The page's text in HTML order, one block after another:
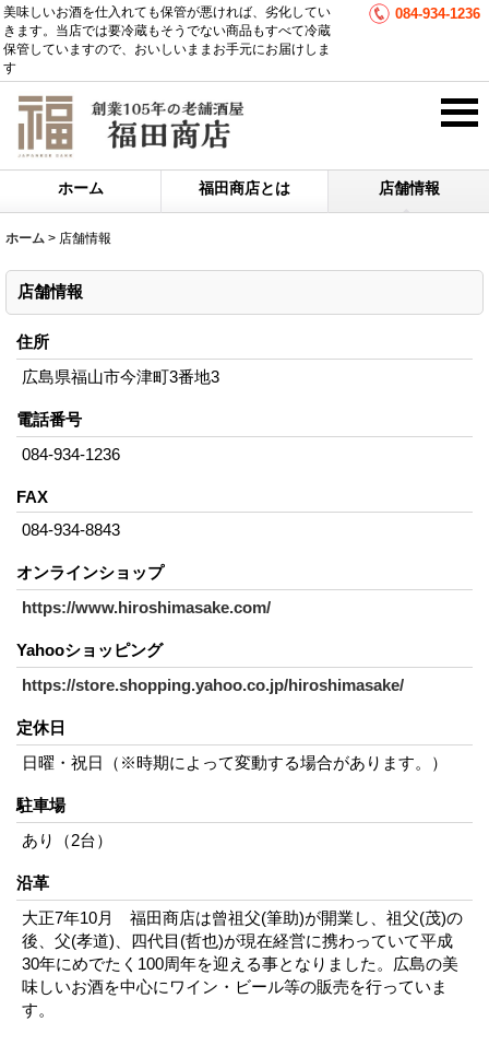
美味しいお酒を仕入れても保管が悪ければ、劣化してい
きます。当店では要冷蔵もそうでない商品もすべて冷蔵
保管していますので、おいしいままお手元にお届けしま
す
084-934-1236
ホーム 福田商店とは 店舗情報
ホーム > 店舗情報
店舗情報
住所
広島県福山市今津町3番地3
電話番号
084-934-1236
FAX
084-934-8843
オンラインショップ
https://www.hiroshimasake.com/
Yahooショッピング
https://store.shopping.yahoo.co.jp/hiroshimasake/
定休日
日曜・祝日（※時期によって変動する場合があります。）
駐車場
あり（2台）
沿革
大正7年10月 福田商店は曾祖父(筆助)が開業し、祖父(茂)の
後、父(孝道)、四代目(哲也)が現在経営に携わっていて平成
30年にめでたく100周年を迎える事となりました。広島の美
味しいお酒を中心にワイン・ビール等の販売を行っていま
す。